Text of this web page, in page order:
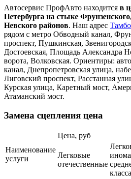
Автосервис ПрофАвто находится в
Петербурга на стыке
Невского районов. Наш адрес
рядом с метро Обводный канал,
проспект, Пушкинская,
Достоевская, Площадь Александра
ворота, Волковская. Ориентиры:
канал, Днепропетровская улица,
Лиговский проспект, Расстанная
Курская улица, Каретный мост,
Атаманский мост.
Замена сцепления цена
Наименование
услуги
Цена, руб
Легковые
отечественные
класса